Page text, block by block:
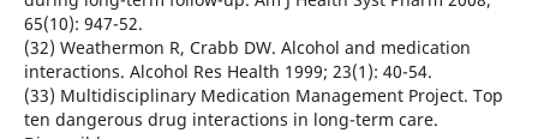
65(10): 947-52.
(32) Weathermon R, Crabb DW. Alcohol and medication
interactions. Alcohol Res Health 1999; 23(1): 40-54.
(33) Multidisciplinary Medication Management Project. Top
ten dangerous drug interactions in long-term care.